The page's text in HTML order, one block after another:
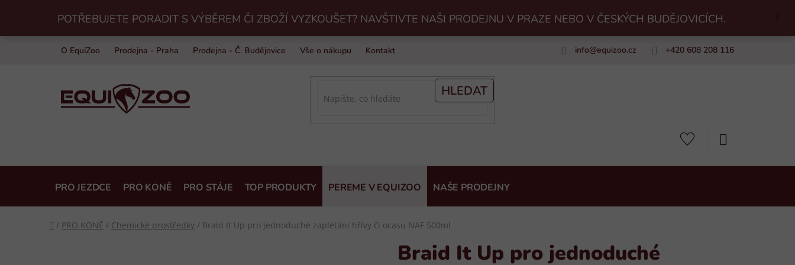
obsah
POTŘEBUJETE PORADIT S VÝBĚREM ČI ZBOŽÍ VYZKOUŠET? NAVŠTIVTE NAŠI PRODEJNU V PRAZE NEBO V ČESKÝCH BUDĚJOVICÍCH.
O EquiZoo Prodejna - Praha Prodejna - Č. Budějovice Vše o nákupu Kontakt info@equizoo.cz +420 608 208 116
HLEDAT
PRO JEZDCE PRO KONĚ PRO STÁJE TOP PRODUKTY PEREME V EQUIZOO NAŠE PRODEJNY
Domů
/ PRO KONĚ / Chemické prostředky / Braid It Up pro jednoduché zaplétání hřívy či ocasu NAF 500ml
Braid It Up pro jednoduché